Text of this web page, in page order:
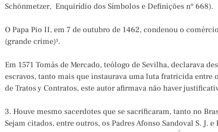
Schönmetzer, Enquirídio dos Símbolos e Definições nº 668).
O Papa Pio II, em 7 de outubro de 1462, condenou o
(grande crime)¹.
Em 1571 Tomás de Mercado, teólogo de Sevilha, declarava
escravos, tanto mais que instaurava uma luta fratricida entre
de Tratos y Contratos, este autor afirmava não haver
3. Houve mesmo sacerdotes que se sacrificaram, tanto no
Sejam citados, entre outros, os Padres Afonso Sandoval S. J.